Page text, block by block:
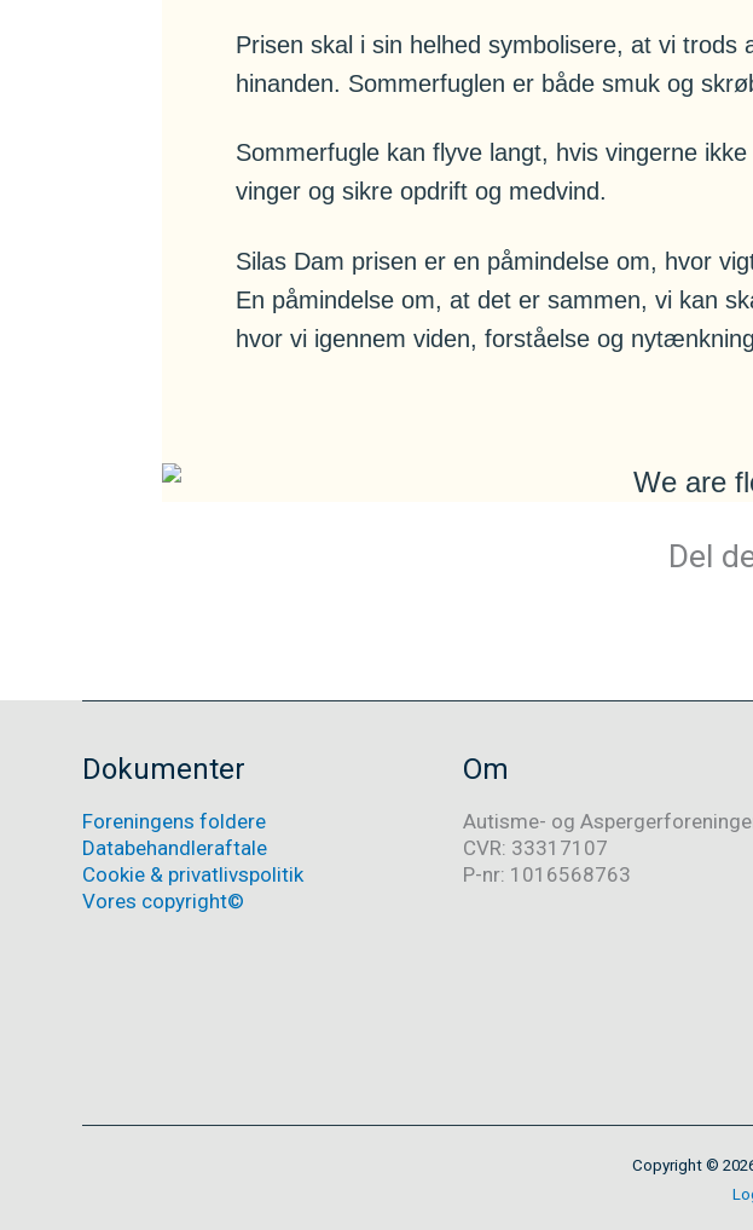
Prisen skal i sin helhed symbolisere, at vi
hinanden. Sommerfuglen er både smuk og
Sommerfugle kan flyve langt, hvis vingerne
vinger og sikre opdrift og medvind.
Silas Dam prisen er en påmindelse om, hvor
En påmindelse om, at det er sammen, vi kan
hvor vi igennem viden, forståelse og
Del
Dokumenter
Foreningens foldere
Databehandleraftale
Cookie & privatlivspolitik
Vores copyright©
Om
Autisme- og
CVR: 33317107
P-nr: 1016568763
Copyright ©